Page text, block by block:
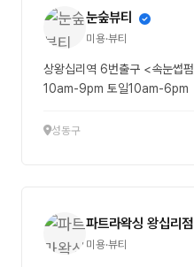
눈숲뷰티
미용·뷰티
상왕십리역 6번출구 <속눈썹
10am-9pm 토일10am-6pm
성동구
파트라왁싱 왕십리점
미용·뷰티